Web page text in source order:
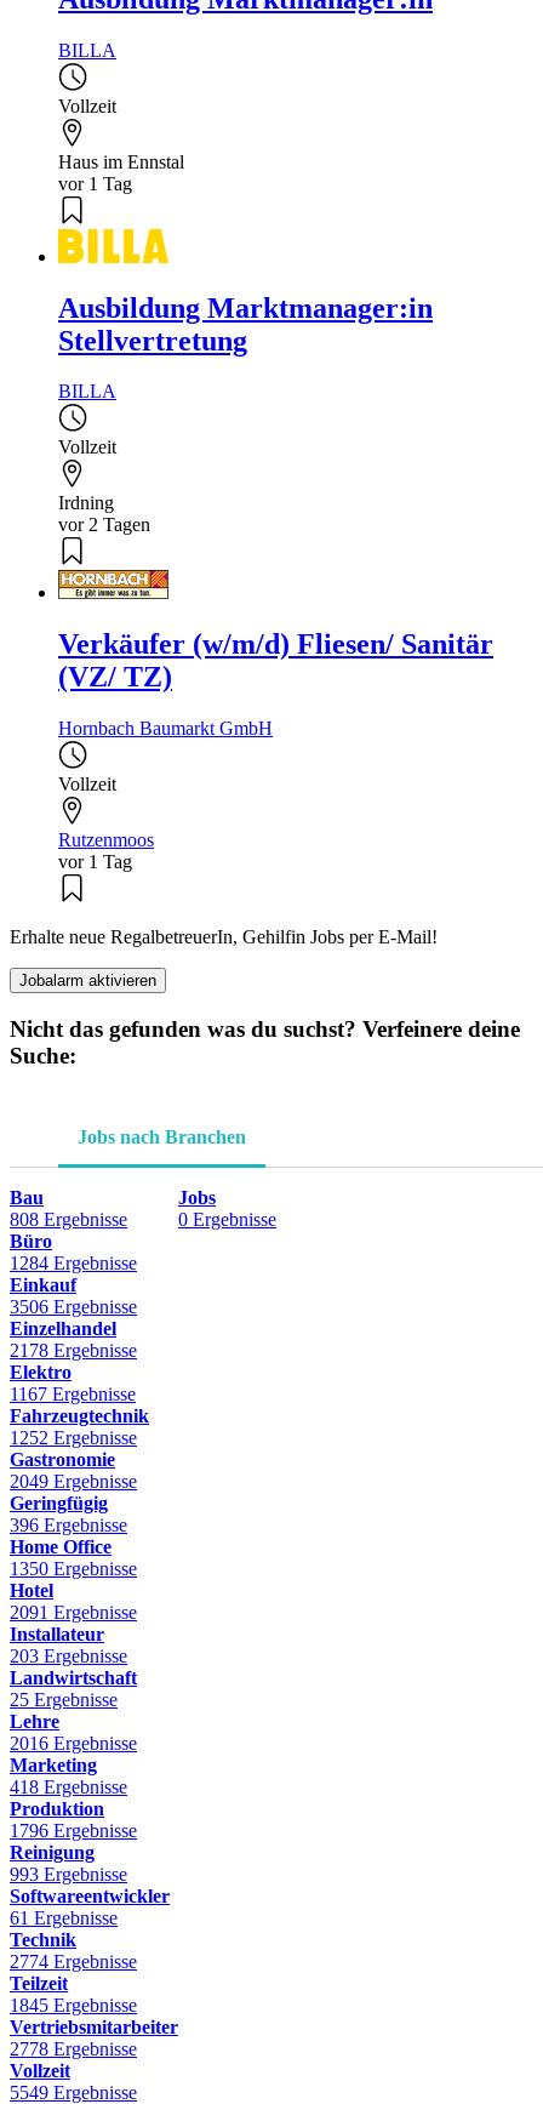
BILLA
Vollzeit
Haus im Ennstal
vor 1 Tag
Ausbildung Marktmanager:in
Stellvertretung
BILLA
Vollzeit
Irdning
vor 2 Tagen
Verkäufer (w/m/d) Fliesen/ Sanitär
(VZ/ TZ)
Hornbach Baumarkt GmbH
Vollzeit
Rutzenmoos
vor 1 Tag
Erhalte neue RegalbetreuerIn, Gehilfin Jobs per E-Mail!
Jobalarm aktivieren
Nicht das gefunden was du suchst? Verfeinere deine
Suche:
Jobs nach Branchen
Bau
808 Ergebnisse
Büro
1284 Ergebnisse
Einkauf
3506 Ergebnisse
Einzelhandel
2178 Ergebnisse
Elektro
1167 Ergebnisse
Fahrzeugtechnik
1252 Ergebnisse
Gastronomie
2049 Ergebnisse
Geringfügig
396 Ergebnisse
Home Office
1350 Ergebnisse
Hotel
2091 Ergebnisse
Installateur
203 Ergebnisse
Landwirtschaft
25 Ergebnisse
Lehre
2016 Ergebnisse
Marketing
418 Ergebnisse
Produktion
1796 Ergebnisse
Reinigung
993 Ergebnisse
Softwareentwickler
61 Ergebnisse
Technik
2774 Ergebnisse
Teilzeit
1845 Ergebnisse
Vertriebsmitarbeiter
2778 Ergebnisse
Vollzeit
5549 Ergebnisse
Jobs
0 Ergebnisse